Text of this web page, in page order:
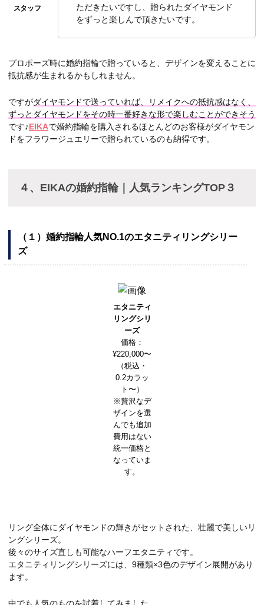
ただきたいですし、贈られたダイヤモンド
をずっと楽しんで頂きたいです。
プロポーズ時に婚約指輪で贈っていると、デザインを変えることに
抵抗感が生まれるかもしれません。
ですがダイヤモンドで送っていれば、リメイクへの抵抗感はなく、
ずっとダイヤモンドをその時一番好きな形で楽しむことができそう
です♪EIKAで婚約指輪を購入されるほとんどのお客様がダイヤモン
ドをフラワージュエリーで贈られているのも納得です。
４、EIKAの婚約指輪｜人気ランキングTOP３
（１）婚約指輪人気NO.1のエタニティリングシリー
ズ
エタニティ
リングシリ
ーズ
価格：
¥220,000〜
（税込・
0.2カラッ
ト〜）
※贅沢なデ
ザインを選
んでも追加
費用はない
統一価格と
なっていま
す。
リング全体にダイヤモンドの輝きがセットされた、壮麗で美しいリ
ングシリーズ。
後々のサイズ直しも可能なハーフエタニティです。
エタニティリングシリーズには、9種類×3色のデザイン展開があり
ます。